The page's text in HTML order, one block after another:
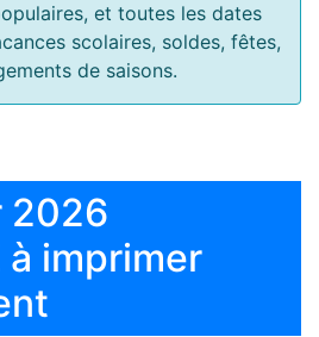
et toutes les dates
scolaires, soldes, fêtes,
de saisons.
2026
à imprimer